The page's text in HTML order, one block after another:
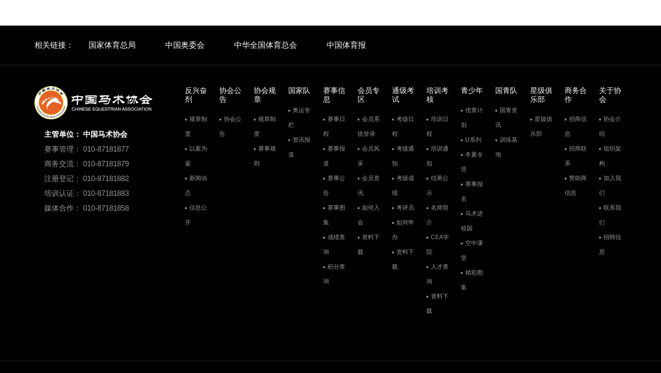
相关链接： 国家体育总局 中国奥委会 中华全国体育总会 中国体育报
主管单位： 中国马术协会
赛事管理： 010-87181877
商务交流： 010-87181879
注册登记： 010-87181882
培训认证： 010-87181883
媒体合作： 010-87181858
反兴奋
剂
规章制
度
以案为
鉴
新闻动
态
信息公
开
协会公
告
协会公
告
协会规
章
规章制
度
赛事规
则
国家队
奥运专
栏
资讯报
道
赛事信
息
赛事日
程
赛事报
道
赛事公
告
赛事图
集
成绩查
询
积分查
询
会员专
区
会员系
统登录
会员风
采
会员资
讯
如何入
会
资料下
载
通级考
试
考级日
程
考级通
知
考级成
绩
考评员
如何申
办
资料下
载
培训考
核
培训日
程
培训通
知
结果公
示
名师简
介
CEA学
院
人才查
询
资料下
载
青少年
优青计
划
U系列
冬夏令
营
赛事报
名
马术进
校园
空中课
堂
精彩图
集
国青队
国青资
讯
训练基
地
星级俱
乐部
星级俱
乐部
商务合
作
招商信
息
招商联
系
赞助商
信息
关于协
会
协会介
绍
组织架
构
加入我
们
联系我
们
招聘信
息